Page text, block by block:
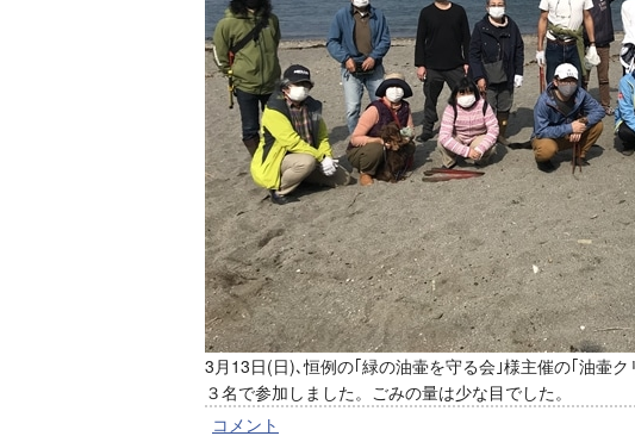
3月13日(日)､恒例の｢緑の油壷を守る会｣様主催の｢油壷
３名で参加しました。ごみの量は少な目でした。
コメント